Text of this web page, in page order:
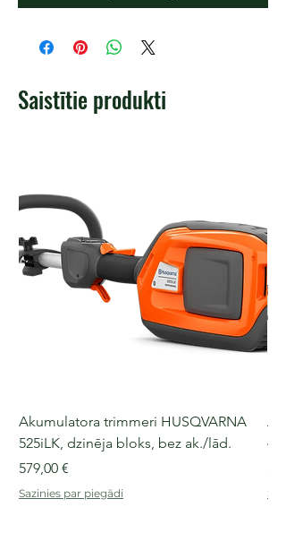
Saistītie produkti
Akumulatora trimmeri HUSQVARNA
525iLK, dzinēja bloks, bez ak./lād.
Cena
579,00 €
Sazinies par piegādi